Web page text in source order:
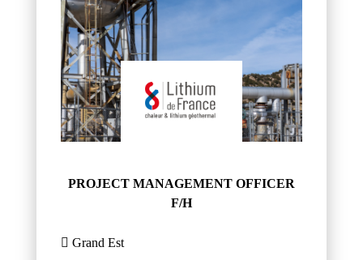
PROJECT MANAGEMENT OFFICER
F/H
Grand Est